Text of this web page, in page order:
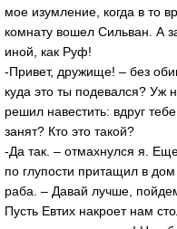
мое изумление, когда в то
комнату вошел Сильван. А
иной, как Руф!
-Привет, дружище! – без
куда это ты подевался? Уж
решил навестить: вдруг
занят? Кто это такой?
-Да так. – отмахнулся я.
по глупости притащил в
раба. – Давай лучше,
Пусть Евтих накроет нам